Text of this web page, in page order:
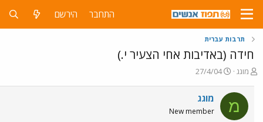
התחבר הירשם
תרבות עברית
חידה (באדיבות אחי הצעיר י.)
פ
ח
ה
מוגג
פ
ס
ם
27/4/04
מ מוגג
New member